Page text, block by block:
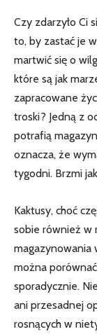
Czy zdarzyło Ci
to, by zastać je
martwić‌ się o
które są jak
‌zapracowane
troski? Jedną z
potrafią
oznacza, że
‌tygodni. Brzmi​
Kaktusy, choć
sobie również w
magazynowania
można
sporadycznie.
ani przesadnej
rosnących w